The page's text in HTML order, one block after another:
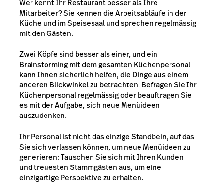
Wer kennt Ihr Restaurant besser als Ihre
Mitarbeiter? Sie kennen die Arbeitsabläufe in der
Küche und im Speisesaal und sprechen regelmässig
mit den Gästen.
Zwei Köpfe sind besser als einer, und ein
Brainstorming mit dem gesamten Küchenpersonal
kann Ihnen sicherlich helfen, die Dinge aus einem
anderen Blickwinkel zu betrachten. Befragen Sie Ihr
Küchenpersonal regelmässig oder beauftragen Sie
es mit der Aufgabe, sich neue Menüideen
auszudenken.
Ihr Personal ist nicht das einzige Standbein, auf das
Sie sich verlassen können, um neue Menüideen zu
generieren: Tauschen Sie sich mit Ihren Kunden
und treuesten Stammgästen aus, um eine
einzigartige Perspektive zu erhalten.